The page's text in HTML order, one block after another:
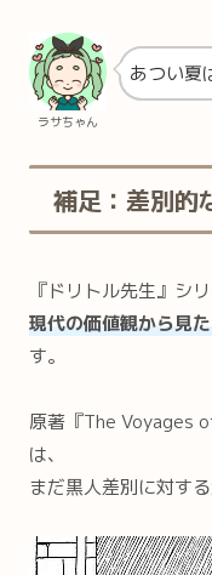
ラサちゃん
あつい夏
補足：差別的
『ドリトル先生』シ
現代の価値観から見
す。
原著『The Voyages
は、
まだ黒人差別に対す